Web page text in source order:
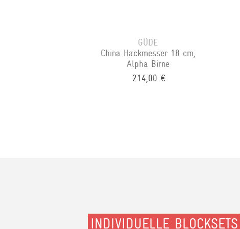
GÜDE
China Hackmesser 18 cm,
Alpha Birne
214,00 €
INDIVIDUELLE BLOCKSETS